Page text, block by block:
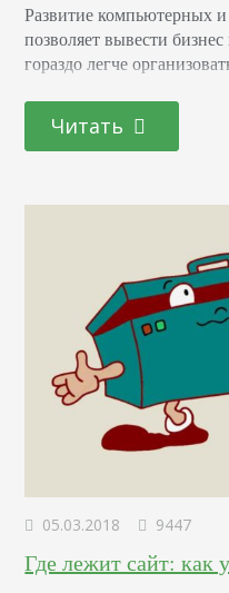
Развитие компьютерных
позволяет вывести
гораздо легче
семинаров, конференций
они в онлайн-режиме, без
которые позволяют
Читать
05.03.2018 9447
Где лежит сайт: как